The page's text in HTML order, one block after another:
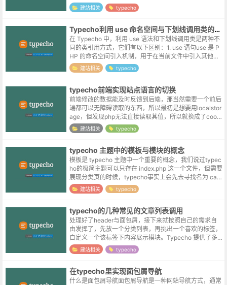
内...建站相关 typecho
Typecho利用 use 命名空间与下划线调用类的区别
在 Typecho 中，利用 use 语法和下划线调用类是两种不
同的类引用方式，它们有以下区别：1. use 语句use 是 P
HP 的命名空间引入机制，用于在当前文件中引入其他命
名空间的类：use Typecho\Db; use T...
建站相关 typecho
typecho前端实现站点语言的切换
前端修改的数据能及时反馈到后端，那当然需要一个前后
端都可以无障碍读取的东西，所以最初是想要用localstor
age，但发现php无法直接读取其值，所以就换成了cooki
e。前端通过js来设置参数值：document.cookie='...
建站相关 typecho
typecho 主题中的模板与模块的概念
模板是 typecho 主题中一个重要的概念，我们说过typec
ho的极简主题可以只存在 index.php 这一个文件，但需要
展现分类页的时候，typecho事实上会先去寻找名为 cate
gory.php 的分类页模板，文章页当然也...
建站相关 typecho
typecho的几种常见的文章列表调用
处理好了header与面包屑，接下来就按照自己的需求自
由发挥了，先放一个分类列表，再挑出一个喜欢的标签，
自定义一个该标签下内容展示模块。Typecho 提供了多
种文章循环方式，以下是常用的几种方法：标准文章循环
<?php whi...
建站相关 typecho
在typecho里实现面包屑导航
什么是面包屑导航面包屑导航是一种网站导航方式，通常